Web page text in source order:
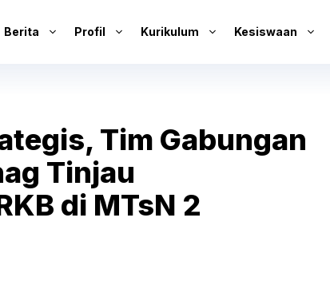
Berita Profil Kurikulum Kesiswaan
Tim Gabungan
Tinjau
di MTsN 2